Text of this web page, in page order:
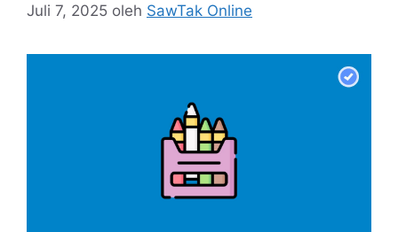
Juli 7, 2025 oleh SawTak Online